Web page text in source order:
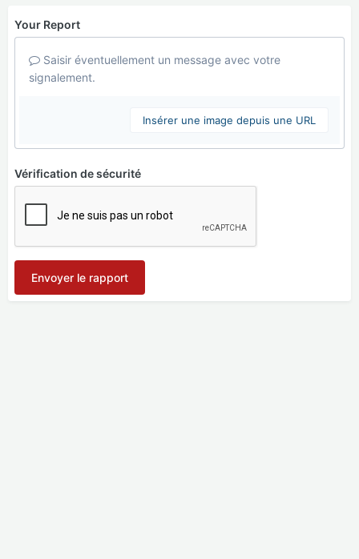
Your Report
Saisir éventuellement un message avec votre
signalement.
Insérer une image depuis une URL
Vérification de sécurité
Envoyer le rapport